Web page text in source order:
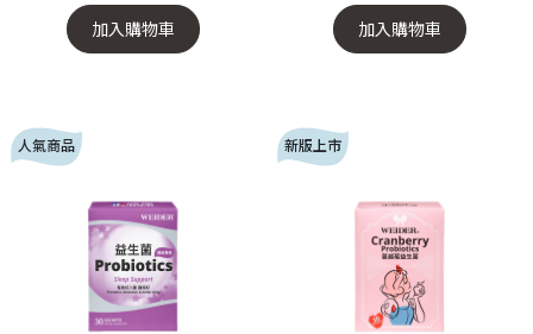
加入購物車 加入購物車
人氣商品 新版上市